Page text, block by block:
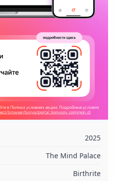
2025
The Mind Palace
Birthrite